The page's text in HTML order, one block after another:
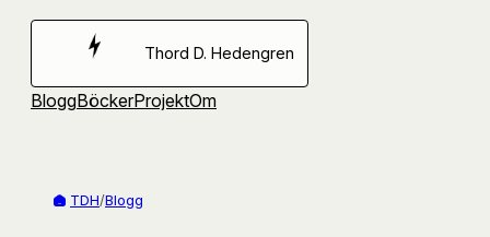
Hoppa
Thord D. Hedengren
BloggBöckerProjektOm
TDH/Blogg